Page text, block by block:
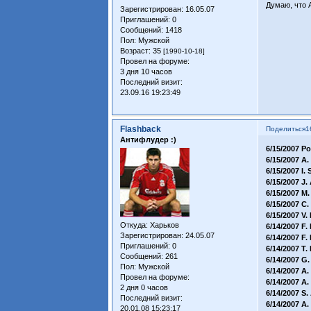
Зарегистрирован: 16.05.07
Приглашений: 0
Сообщений: 1418
Пол: Мужской
Возраст: 35[1990-10-18]
Провел на форуме:
3 дня 10 часов
Последний визит:
23.09.16 19:23:49
Думаю, что
Поделиться
Flashback
Антифлудер :)
Откуда: Харьков
Зарегистрирован: 24.05.07
Приглашений: 0
Сообщений: 261
Пол: Мужской
Провел на форуме:
2 дня 0 часов
Последний визит:
20.01.08 15:23:17
6/15/2007
6/15/2007
6/15/2007
6/15/2007
6/15/2007
6/15/2007
6/15/2007
6/14/2007
6/14/2007
6/14/2007
6/14/2007
6/14/2007
6/14/2007
6/14/2007
6/14/2007